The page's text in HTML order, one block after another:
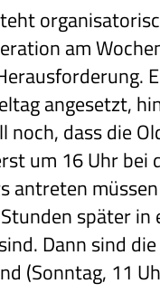
am
angesetzt,
noch, dass die
um 16 Uhr bei
antreten
später in
Dann sind
(Sonntag, 11